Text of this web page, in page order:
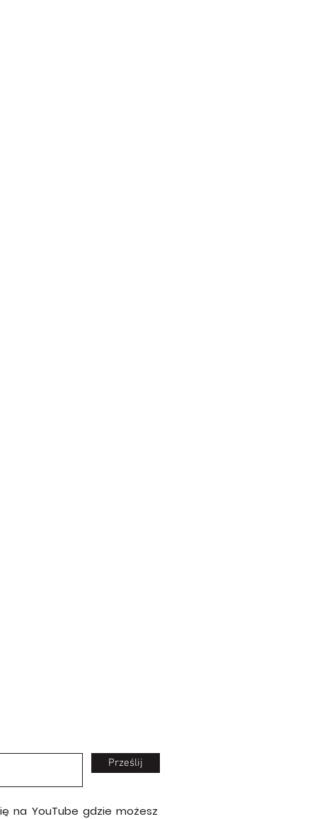
Prześlij
na YouTube gdzie możesz